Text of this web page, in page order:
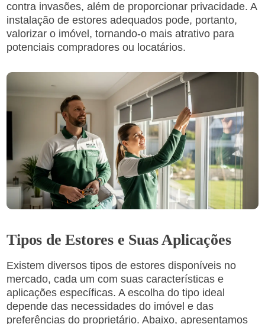
contra invasões, além de proporcionar privacidade. A
instalação de estores adequados pode, portanto,
valorizar o imóvel, tornando-o mais atrativo para
potenciais compradores ou locatários.
Tipos de Estores e Suas Aplicações
Existem diversos tipos de estores disponíveis no
mercado, cada um com suas características e
aplicações específicas. A escolha do tipo ideal
depende das necessidades do imóvel e das
preferências do proprietário. Abaixo, apresentamos